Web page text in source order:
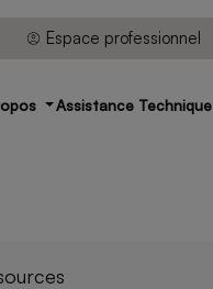
Espace professionnel
Assistance Technique